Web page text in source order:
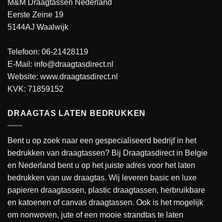
M&M Draagtassen Nederland
Eerste Zeine 19
5144AJ Waalwijk
Telefoon: 06-21428119
E-Mail: info@draagtasdirect.nl
Website: www.draagtasdirect.nl
KVK: 71859152
DRAAGTAS LATEN BEDRUKKEN
Bent u op zoek naar een gespecialiseerd bedrijf in het
bedrukken van draagtassen? Bij Draagtasdirect in Belgie
en Nederland bent u op het juiste adres voor het laten
bedrukken van uw draagtas. Wij leveren basic en luxe
papieren draagtassen, plastic draagtassen, herbruikbare
en katoenen of canvas draagtassen. Ook is het mogelijk
om nonwoven, jute of een mooie strandtas te laten